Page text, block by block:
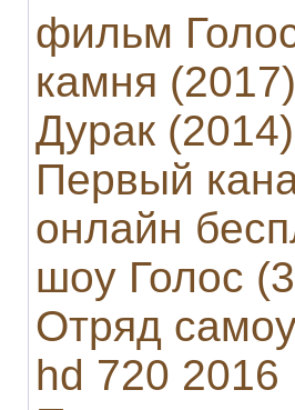
фильм
камня
Дурак
Первый
онлайн
шоу Голос
Отряд
hd 720 2016